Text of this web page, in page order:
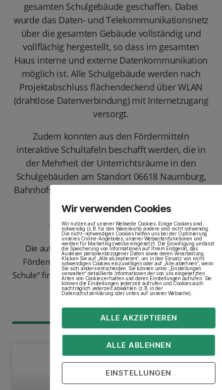
gesamten Schulgebäude geschaffen. Dabei
wurde das Daten- und Telekommunikationsnetz
über die gesamten Gebäude vollständig und
vollflächig hergestellt, so dass im gesamten
Haus interne und externe Datenkommunikation
möglich ist. Alle Schulgebäude werden nach
Projektabschluss flächendeckend über WLAN
(drahtlose Datenverbindung) mit Internetzugang
versorgt.
Zudem konnten aus den Fördermitteln
interaktive Schultafeln beschafft werden, die in
der Mehrheit der Unterrichtsräume in den
Schulgebäuden am Standort 06618 Naumburg,
Bahnhofstraße 38 und 40 sowie der Schulstraße
1 installiert wurden.
Finanzierung des Vorhabens
Die aufgeführten Projekte werden zu 90% aus
Fördermitteln des Bundes aus dem „DigitalPakt
Schule“ finanziert. Aus Eigenmitteln der MBA werden
10% des Vorhabens finanziert.
Wir verwenden Cookies
Wir nutzen auf unserer Webseite Cookies. Einige Cookies sind
notwendig (z.B. für den Warenkorb) andere sind nicht notwendig.
Die nicht-notwendigen Cookies helfen uns bei der Optimierung
unseres Online-Angebotes, unserer Webseitenfunktionen und
werden für Marketingzwecke eingesetzt. Die Einwilligung umfasst
die Speicherung von Informationen auf Ihrem Endgerät, das
Auslesen personenbezogener Daten sowie deren Verarbeitung.
Klicken Sie auf „Alle akzeptieren“, um in den Einsatz von nicht
notwendigen Cookies einzuwilligen oder auf „Alle ablehnen“, wenn
Sie sich anders entscheiden. Sie können unter „Einstellungen
verwalten“ detaillierte Informationen der von uns eingesetzten
Arten von Cookies erhalten und deren Einstellungen aufrufen. Sie
können die Einstellungen jederzeit aufrufen und Cookies auch
nachträglich jederzeit abwählen (z.B. in der
Datenschutzerklärung oder unten auf unserer Webseite).
ALLE AKZEPTIEREN
ALLE ABLEHNEN
EINSTELLUNGEN